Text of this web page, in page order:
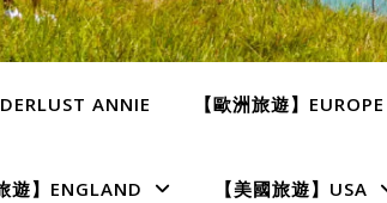
ANNIE 【歐洲旅遊】EUROPE
遊】ENGLAND 【美國旅遊】USA